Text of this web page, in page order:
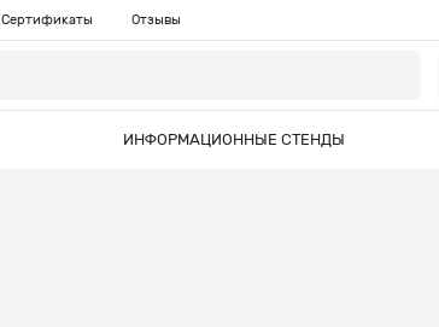
Сертификаты Отзывы
ИНФОРМАЦИОННЫЕ СТЕНДЫ